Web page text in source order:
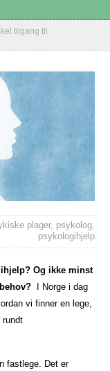
tilgang til
plager, psykolog,
psykologihjelp
Og ikke minst
I Norge i dag
vi finner en lege,
rundt
fastlege. Det er